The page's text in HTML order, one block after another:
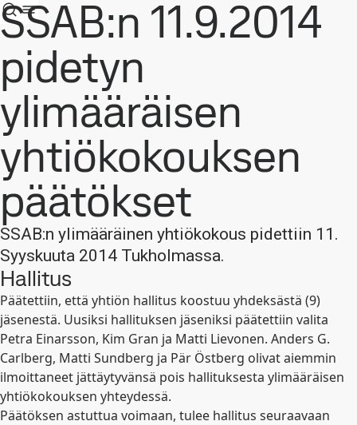
SSAB:n 11.9.2014
pidetyn
ylimääräisen
yhtiökokouksen
päätökset
SSAB:n ylimääräinen yhtiökokous pidettiin 11.
Syyskuuta 2014 Tukholmassa.
Hallitus
Päätettiin, että yhtiön hallitus koostuu yhdeksästä (9)
jäsenestä. Uusiksi hallituksen jäseniksi päätettiin valita
Petra Einarsson, Kim Gran ja Matti Lievonen. Anders G.
Carlberg, Matti Sundberg ja Pär Östberg olivat aiemmin
ilmoittaneet jättäytyvänsä pois hallituksesta ylimääräisen
yhtiökokouksen yhteydessä.
Päätöksen astuttua voimaan, tulee hallitus seuraavaan